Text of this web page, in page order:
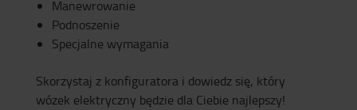
Manewrowanie
Podnoszenie
Specjalne wymagania
Skorzystaj z konfiguratora i dowiedz się, który
wózek elektryczny będzie dla Ciebie najlepszy!